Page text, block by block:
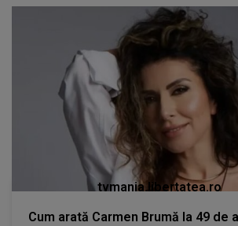
tvmania.libertatea.ro
Cum arată Carmen Brumă la 49 de